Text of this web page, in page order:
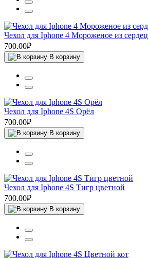
Чехол для Iphone 4 Мороженое из сердец
700.00₽
В корзину
Чехол для Iphone 4S Орёл
700.00₽
В корзину
Чехол для Iphone 4S Тигр цветной
700.00₽
В корзину